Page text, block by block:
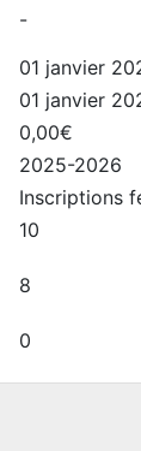
-
01 janvier
01 janvier
0,00€
2025-2026
Inscriptions
10
8
0